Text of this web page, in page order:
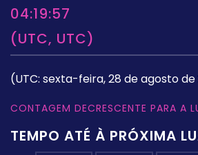
04:19:57
(UTC, UTC)
(UTC: sexta-feira, 28 de agosto de
CONTAGEM DECRESCENTE PARA A
TEMPO ATÉ À PRÓXIMA